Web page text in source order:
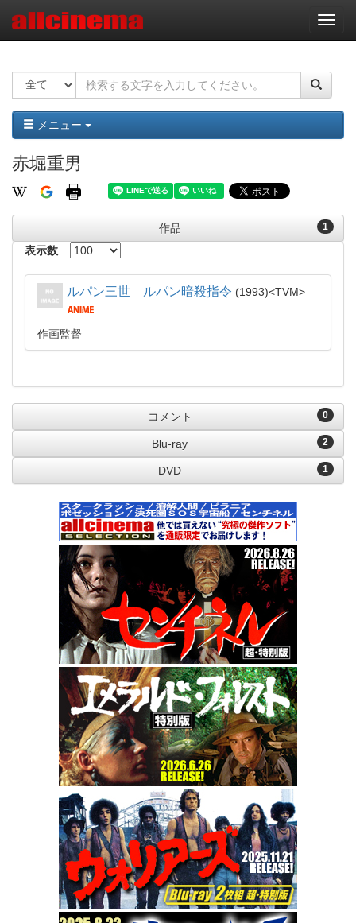
ナ
ビ
ー
ョ
ン
メニュー
赤堀重男
1
作品
表示数
ルパン三世 ルパン暗殺指令 1993 TVM
作画監督
0
コメント
2
Blu-ray
1
DVD